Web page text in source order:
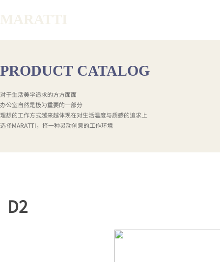
PRODUCT CATALOG
对于生活美学追求的方方面面
办公室自然是极为重要的一部分
理想的工作方式越来越体现在对生活温度与质感的追求上
选择MARATTI，择一种灵动创意的工作环境
D2
MARATTI